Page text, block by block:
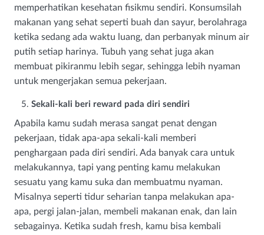
memperhatikan kesehatan fisikmu sendiri. Konsumsilah
makanan yang sehat seperti buah dan sayur, berolahraga
ketika sedang ada waktu luang, dan perbanyak minum air
putih setiap harinya. Tubuh yang sehat juga akan
membuat pikiranmu lebih segar, sehingga lebih nyaman
untuk mengerjakan semua pekerjaan.
Sekali-kali beri reward pada diri sendiri
Apabila kamu sudah merasa sangat penat dengan
pekerjaan, tidak apa-apa sekali-kali memberi
penghargaan pada diri sendiri. Ada banyak cara untuk
melakukannya, tapi yang penting kamu melakukan
sesuatu yang kamu suka dan membuatmu nyaman.
Misalnya seperti tidur seharian tanpa melakukan apa-
apa, pergi jalan-jalan, membeli makanan enak, dan lain
sebagainya. Ketika sudah fresh, kamu bisa kembali